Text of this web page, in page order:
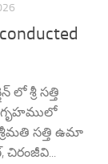
లో శ్రీ సత్తి
గృహములో
సత్తి ఉమా
చిరంజీవి...